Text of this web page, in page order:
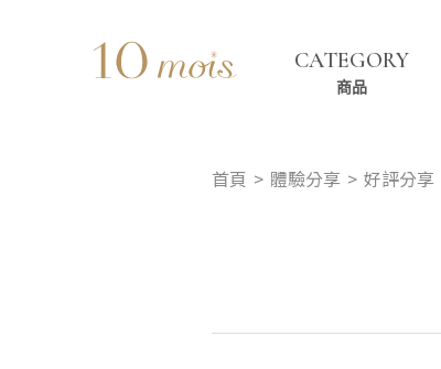
CATEGORY
商品
首頁 體驗分享 好評分享